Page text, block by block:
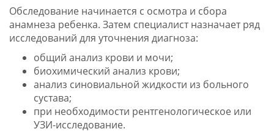
Обследование начинается с осмотра и сбора
анамнеза ребенка. Затем специалист назначает ряд
исследований для уточнения диагноза:
общий анализ крови и мочи;
биохимический анализ крови;
анализ синовиальной жидкости из больного
сустава;
при необходимости рентгенологическое или
УЗИ-исследование.